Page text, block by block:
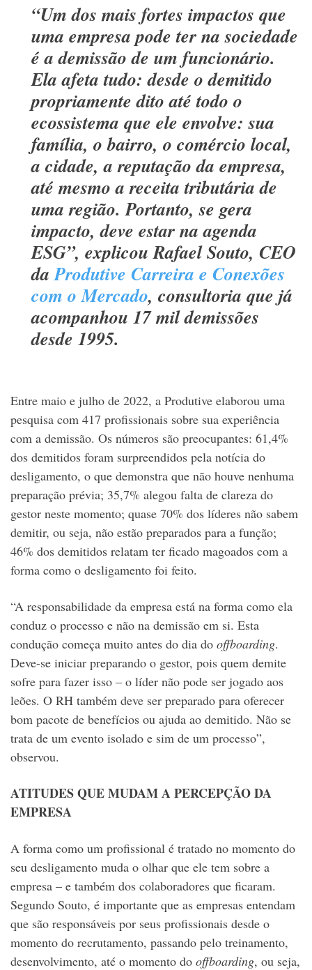
“Um dos mais fortes impactos que
uma empresa pode ter na sociedade
é a demissão de um funcionário.
Ela afeta tudo: desde o demitido
propriamente dito até todo o
ecossistema que ele envolve: sua
família, o bairro, o comércio local,
a cidade, a reputação da empresa,
até mesmo a receita tributária de
uma região. Portanto, se gera
impacto, deve estar na agenda
ESG”, explicou Rafael Souto, CEO
daProdutive Carreira e Conexões
com o Mercado, consultoria que já
acompanhou 17 mil demissões
desde 1995.
Entre maio e julho de 2022, a Produtive elaborou uma
pesquisa com 417 profissionais sobre sua experiência
com a demissão. Os números são preocupantes: 61,4%
dos demitidos foram surpreendidos pela notícia do
desligamento, o que demonstra que não houve nenhuma
preparação prévia; 35,7% alegou falta de clareza do
gestor neste momento; quase 70% dos líderes não sabem
demitir, ou seja, não estão preparados para a função;
46% dos demitidos relatam ter ficado magoados com a
forma como o desligamento foi feito.
“A responsabilidade da empresa está na forma como ela
conduz o processo e não na demissão em si. Esta
condução começa muito antes do dia do offboarding.
Deve-se iniciar preparando o gestor, pois quem demite
sofre para fazer isso – o líder não pode ser jogado aos
leões. O RH também deve ser preparado para oferecer
bom pacote de benefícios ou ajuda ao demitido. Não se
trata de um evento isolado e sim de um processo”,
observou.
ATITUDES QUE MUDAM A PERCEPÇÃO DA
EMPRESA
A forma como um profissional é tratado no momento do
seu desligamento muda o olhar que ele tem sobre a
empresa – e também dos colaboradores que ficaram.
Segundo Souto, é importante que as empresas entendam
que são responsáveis por seus profissionais desde o
momento do recrutamento, passando pelo treinamento,
desenvolvimento, até o momento do offboarding, ou seja,